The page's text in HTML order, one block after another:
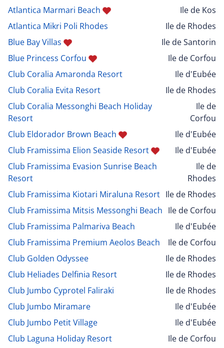
Atlantica Marmari Beach
Ile de Kos
Atlantica Mikri Poli Rhodes
Ile de Rhodes
Blue Bay Villas
Ile de Santorin
Blue Princess Corfou
Ile de Corfou
Club Coralia Amaronda Resort
Ile d'Eubée
Club Coralia Evita Resort
Ile de Rhodes
Club Coralia Messonghi Beach Holiday
Resort
Ile de
Corfou
Club Eldorador Brown Beach
Ile d'Eubée
Club Framissima Elion Seaside Resort
Ile d'Eubée
Club Framissima Evasion Sunrise Beach
Resort
Ile de
Rhodes
Club Framissima Kiotari Miraluna Resort Ile de Rhodes
Club Framissima Mitsis Messonghi Beach Ile de Corfou
Club Framissima Palmariva Beach
Ile d'Eubée
Club Framissima Premium Aeolos Beach
Ile de Corfou
Club Golden Odyssee
Ile de Rhodes
Club Heliades Delfinia Resort
Ile de Rhodes
Club Jumbo Cyprotel Faliraki
Ile de Rhodes
Club Jumbo Miramare
Ile d'Eubée
Club Jumbo Petit Village
Ile d'Eubée
Club Laguna Holiday Resort
Ile de Corfou